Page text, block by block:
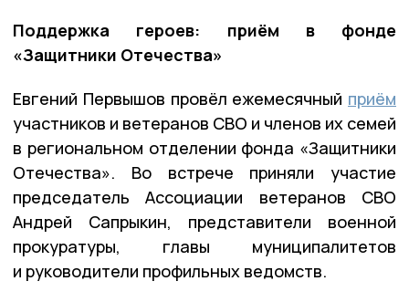
Поддержка героев: приём в фонде
«Защитники Отечества»
Евгений Первышов провёл ежемесячный приём
участников и ветеранов СВО и членов их семей
в региональном отделении фонда «Защитники
Отечества». Во встрече приняли участие
председатель Ассоциации ветеранов СВО
Андрей Сапрыкин, представители военной
прокуратуры, главы муниципалитетов
и руководители профильных ведомств.